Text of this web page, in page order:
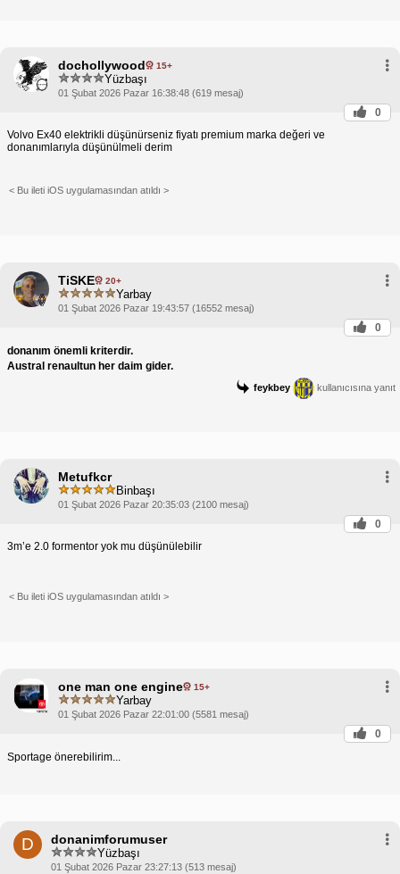
dochollywood 15+
Yüzbaşı
01 Şubat 2026 Pazar 16:38:48 (619 mesaj)
0
Volvo Ex40 elektrikli düşünürseniz fiyatı premium marka değeri ve
donanımlarıyla düşünülmeli derim
< Bu ileti iOS uygulamasından atıldı >
TiSKE 20+
Yarbay
01 Şubat 2026 Pazar 19:43:57 (16552 mesaj)
0
donanım önemli kriterdir.
Austral renaultun her daim gider.
feykbey kullanıcısına yanıt
Metufkcr
Binbaşı
01 Şubat 2026 Pazar 20:35:03 (2100 mesaj)
0
3m’e 2.0 formentor yok mu düşünülebilir
< Bu ileti iOS uygulamasından atıldı >
one man one engine 15+
Yarbay
01 Şubat 2026 Pazar 22:01:00 (5581 mesaj)
0
Sportage önerebilirim...
D donanimforumuser
Yüzbaşı
01 Şubat 2026 Pazar 23:27:13 (513 mesaj)